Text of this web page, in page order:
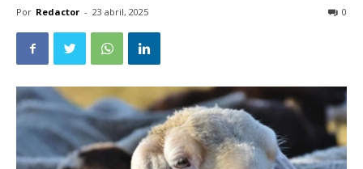
Por Redactor - 23 abril, 2025 0